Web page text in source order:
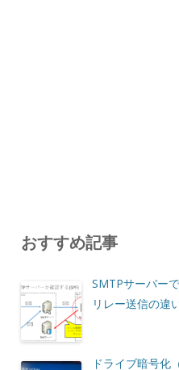
おすすめ記事
SMTPサーバー
リレー送信の違
ドライブ暗号